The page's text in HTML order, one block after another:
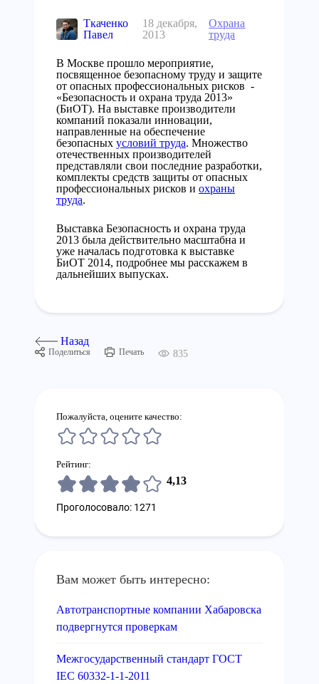
Ткаченко
Павел
18 декабря,
2013
Охрана
труда
В Москве прошло мероприятие,
посвященное безопасному труду и защите
от опасных профессиональных рисков -
«Безопасность и охрана труда 2013»
(БиОТ). На выставке производители
компаний показали инновации,
направленные на обеспечение
безопасных условий труда. Множество
отечественных производителей
представляли свои последние разработки,
комплекты средств защиты от опасных
профессиональных рисков и охраны
труда.
Выставка Безопасность и охрана труда
2013 была действительно масштабна и
уже началась подготовка к выставке
БиОТ 2014, подробнее мы расскажем в
дальнейших выпусках.
Назад
Поделиться Печать 835
Пожалуйста, оцените качество:
Рейтинг:
4,13
Проголосовало: 1271
Вам может быть интересно:
Автотранспортные компании Хабаровска
подвергнутся проверкам
Межгосударственный стандарт ГОСТ
IEC 60332-1-1-2011